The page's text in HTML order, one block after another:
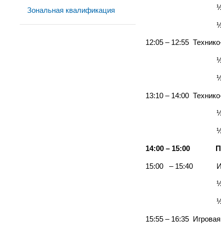
Зональная квалификация ½ футбольного
½ футбольного
12:05 – 12:55
½ футбольного
½ футбольного
13:10 – 14:00
½ футбольного
½
14:00 – 15:00
15:00 – 15:40
½ футбольного
½ футбольного
15:55 – 16:35